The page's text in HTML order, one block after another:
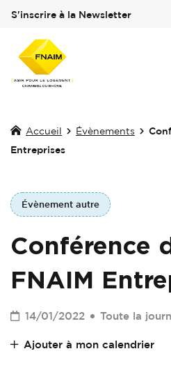
S'inscrire à la Newsletter
Accueil Évènements
Entreprises
Évènement autre
Conférence
FNAIM
14/01/2022 Toute la
Ajouter à mon calendrier